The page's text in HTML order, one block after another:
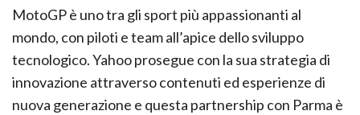
MotoGP è uno tra gli sport più appassionanti al
mondo, con piloti e team all’apice dello sviluppo
tecnologico. Yahoo prosegue con la sua strategia di
innovazione attraverso contenuti ed esperienze di
nuova generazione e questa partnership con Parma è